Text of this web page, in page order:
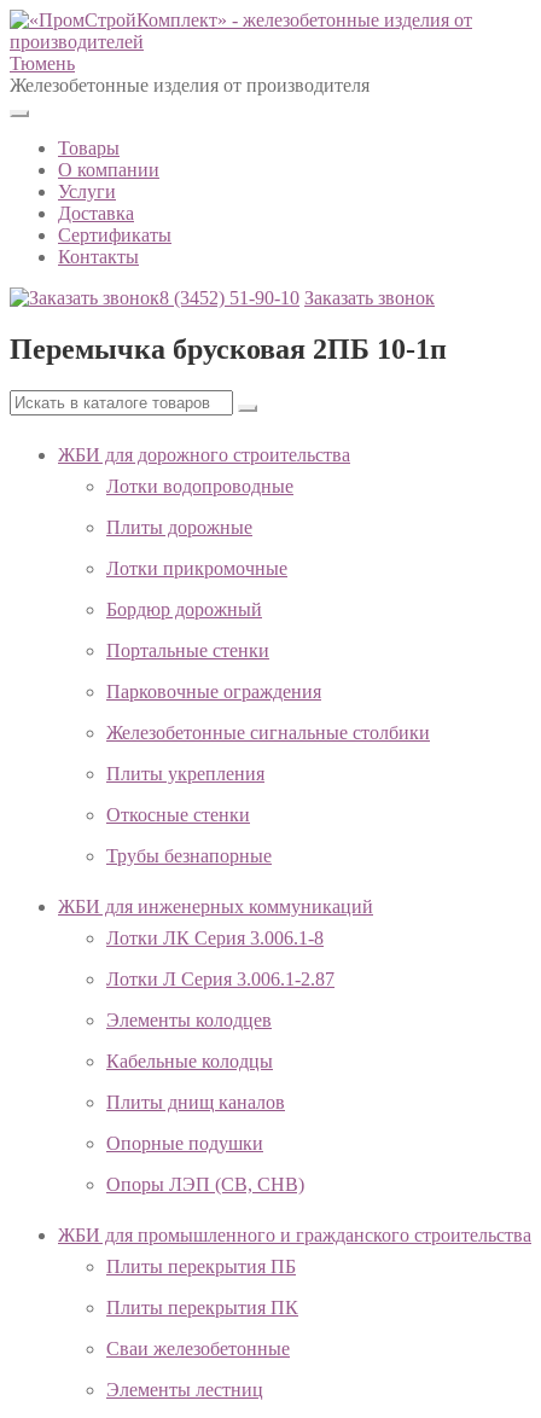
Тюмень
Железобетонные изделия от производителя
Товары
О компании
Услуги
Доставка
Сертификаты
Контакты
8 (3452) 51-90-10 Заказать звонок
Перемычка брусковая 2ПБ 10-1п
ЖБИ для дорожного строительства
Лотки водопроводные
Плиты дорожные
Лотки прикромочные
Бордюр дорожный
Портальные стенки
Парковочные ограждения
Железобетонные сигнальные столбики
Плиты укрепления
Откосные стенки
Трубы безнапорные
ЖБИ для инженерных коммуникаций
Лотки ЛК Серия 3.006.1-8
Лотки Л Серия 3.006.1-2.87
Элементы колодцев
Кабельные колодцы
Плиты днищ каналов
Опорные подушки
Опоры ЛЭП (СВ, СНВ)
ЖБИ для промышленного и гражданского строительства
Плиты перекрытия ПБ
Плиты перекрытия ПК
Сваи железобетонные
Элементы лестниц